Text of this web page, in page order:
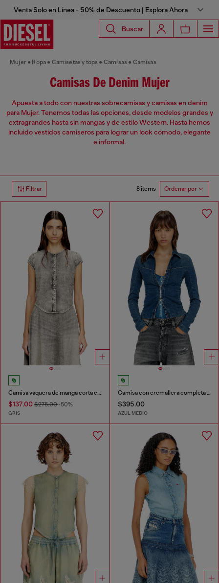
Venta Solo en Línea - 50% de Descuento | Explora Ahora
Buscar
Mujer Ropa Camisetas y tops Camisas Camisas
Camisas De Denim Mujer
Apuesta a todo con nuestras sobrecamisas y camisas en denim
para Mujer. Tenemos todas las opciones, desde modelos grandes y
extragrandes hasta sin mangas y de estilo Western. Hasta hemos
incluido vestidos camiseros para lograr un look cómodo, elegante
e informal.
Filtrar 8 items Ordenar por
Camisa vaquera de manga corta con rayas deportivas
$137.00 $275.00-50%
GRIS
Camisa con cremallera completa en denim
$395.00
AZUL MEDIO